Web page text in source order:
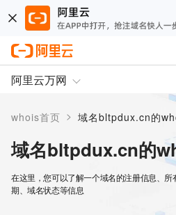
阿里云万网
whois首页 > 域名bltpdux.cn的
域名bltpdux.cn的
在这里，您可以了解一个域名的注册信息、
期、域名状态等信息